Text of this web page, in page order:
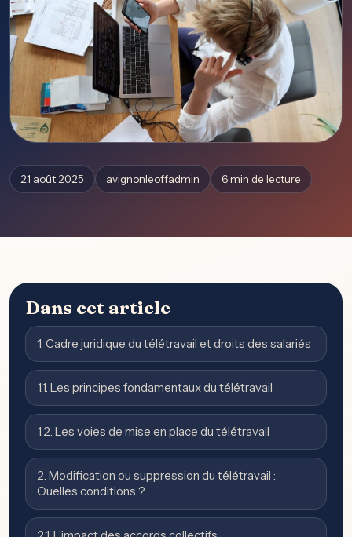
21 août 2025 avignonleoffadmin 6 min de lecture
Dans cet article
1. Cadre juridique du télétravail et droits des salariés
1.1. Les principes fondamentaux du télétravail
1.2. Les voies de mise en place du télétravail
2. Modification ou suppression du télétravail :
Quelles conditions ?